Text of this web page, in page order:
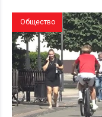
Общество